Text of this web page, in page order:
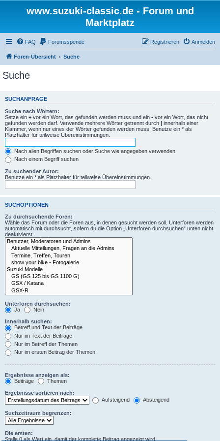
www.suzuki-classic.de - Forum und
Marktplatz
FAQ Forumsspende Anmelden
Registrieren
Foren-Übersicht Suche
Suche
SUCHANFRAGE
Suche nach Wörtern:
Setze ein + vor ein Wort, das gefunden werden muss und ein - vor ein Wort, das nicht
gefunden werden darf. Verwende mehrere Wörter getrennt durch | innerhalb einer
Klammer, wenn nur eines der Wörter gefunden werden muss. Benutze ein * als
Platzhalter für teilweise Übereinstimmungen.
Nach allen Begriffen suchen oder Suche wie angegeben verwenden
Nach einem Begriff suchen
Zu suchender Autor:
Benutze ein * als Platzhalter für teilweise Übereinstimmungen.
SUCHOPTIONEN
Zu durchsuchende Foren:
Wähle das Forum oder die Foren aus, in denen gesucht werden soll. Unterforen werden
automatisch mit durchsucht, sofern du die Option „Unterforen durchsuchen“ unten nicht
deaktivierst.
Unterforen durchsuchen:
Ja
Nein
Innerhalb suchen:
Betreff und Text der Beiträge
Nur im Text der Beiträge
Nur im Betreff der Themen
Nur im ersten Beitrag der Themen
Ergebnisse anzeigen als:
Beiträge
Themen
Ergebnisse sortieren nach:
Aufsteigend
Absteigend
Suchzeitraum begrenzen:
Die ersten:
Stelle 0 als Wert ein, damit der komplette Beitrag angezeigt wird.